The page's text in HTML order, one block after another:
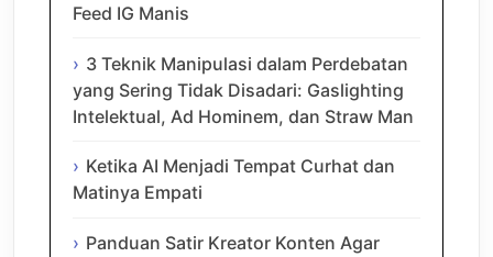
Feed IG Manis
3 Teknik Manipulasi dalam Perdebatan
yang Sering Tidak Disadari: Gaslighting
Intelektual, Ad Hominem, dan Straw Man
Ketika AI Menjadi Tempat Curhat dan
Matinya Empati
Panduan Satir Kreator Konten Agar